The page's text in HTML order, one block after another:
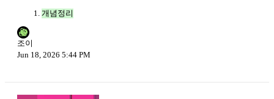
개념정리
조이
Jun 18, 2026 5:44 PM